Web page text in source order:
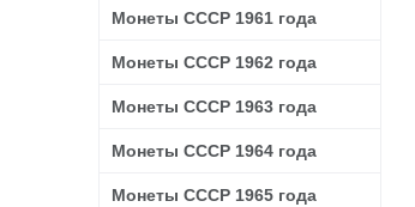
Монеты СССР 1961 года
Монеты СССР 1962 года
Монеты СССР 1963 года
Монеты СССР 1964 года
Монеты СССР 1965 года